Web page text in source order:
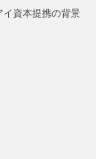
資本提携の背景